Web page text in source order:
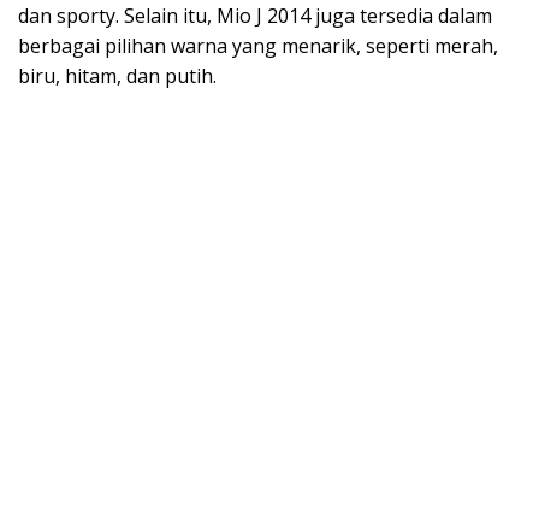
dan sporty. Selain itu, Mio J 2014 juga tersedia dalam
berbagai pilihan warna yang menarik, seperti merah,
biru, hitam, dan putih.